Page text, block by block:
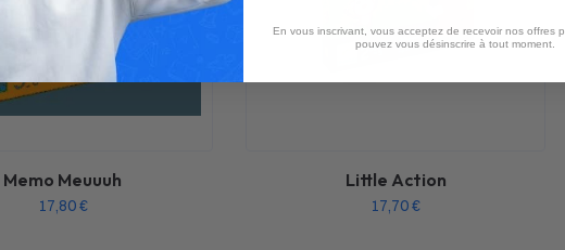
Memo Meuuuh
17,80€
Little Action
17,70€
En vous inscrivant, vous acceptez de recevoir nos offres
pouvez vous désinscrire à tout moment.